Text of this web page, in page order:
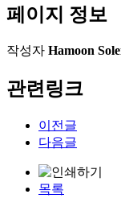
페이지 정보
작성자 Hamoon
관련링크
이전글
다음글
목록